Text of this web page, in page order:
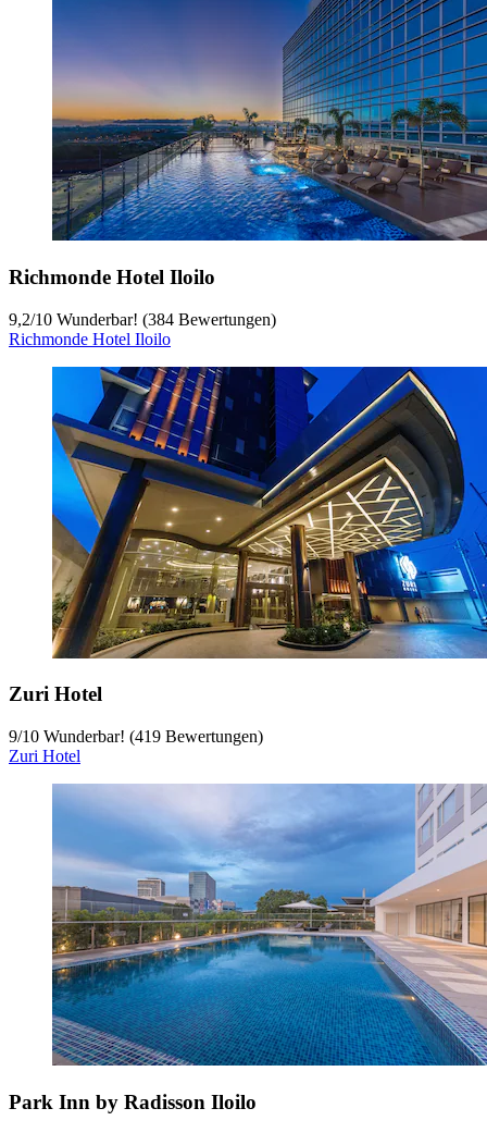
Richmonde Hotel Iloilo
9,2/10 Wunderbar! (384 Bewertungen)
Richmonde Hotel Iloilo
Zuri Hotel
9/10 Wunderbar! (419 Bewertungen)
Zuri Hotel
Park Inn by Radisson Iloilo